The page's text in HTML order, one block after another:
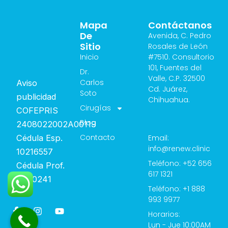
Aviso
publicidad
COFEPRIS
2408022002A00119
Cédula Esp.
10216557
Cédula Prof.
4760241
F
a
I
n
Y
Mapa
De
Sitio
Inicio
Dr.
Carlos
Soto
Cirugías
Blog
Contacto
Contáctanos
Avenida, C. Pedro
Rosales de León
#7510. Consultorio
101, Fuentes del
Valle, C.P. 32500
Cd. Juárez,
Chihuahua.
Email:
info@renew.clinic
Teléfono: +52 656
617 1321
Teléfono: +1 888
993 9977
Horarios:
Lun - Jue 10:00AM